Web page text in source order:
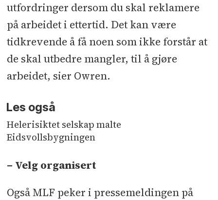
utfordringer dersom du skal reklamere
på arbeidet i ettertid. Det kan være
tidkrevende å få noen som ikke forstår at
de skal utbedre mangler, til å gjøre
arbeidet, sier Owren.
Les også
Helerisiktet selskap malte
Eidsvollsbygningen
– Velg organisert
Også MLF peker i pressemeldingen på